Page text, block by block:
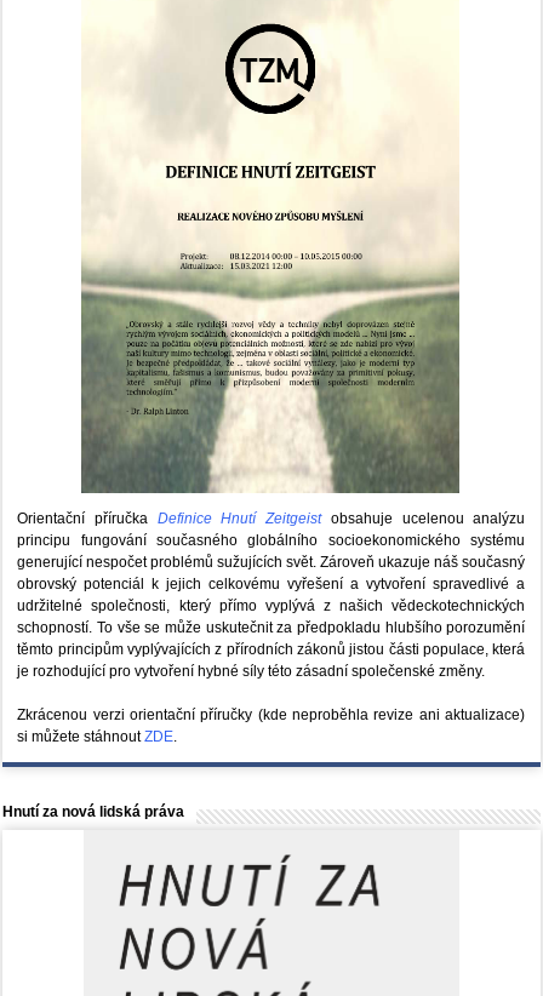
Orientační příručka Definice Hnutí Zeitgeistobsahuje ucelenou analýzu
principu fungování současného globálního socioekonomického systému
generující nespočet problémů sužujících svět. Zároveň ukazuje náš současný
obrovský potenciál k jejich celkovému vyřešení a vytvoření spravedlivé a
udržitelné společnosti, který přímo vyplývá z našich vědeckotechnických
schopností. To vše se může uskutečnit za předpokladu hlubšího porozumění
těmto principům vyplývajících z přírodních zákonů jistou části populace, která
je rozhodující pro vytvoření hybné síly této zásadní společenské změny.
Zkrácenou verzi orientační příručky (kde neproběhla revize ani aktualizace)
si můžete stáhnoutZDE.
Hnutí za nová lidská práva